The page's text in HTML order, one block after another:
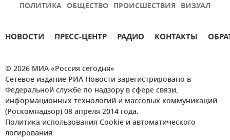
ПОЛИТИКА ОБЩЕСТВО ПРОИСШЕСТВИЯ ВИЗУАЛ
НОВОСТИ ПРЕСС-ЦЕНТР РАДИО КОНТАКТЫ
© 2026 МИА «Россия сегодня»
Сетевое издание РИА Новости зарегистрировано в
Федеральной службе по надзору в сфере связи,
информационных технологий и массовых коммуникаций
(Роскомнадзор) 08 апреля 2014 года.
Политика использования Cookie и автоматического
логирования